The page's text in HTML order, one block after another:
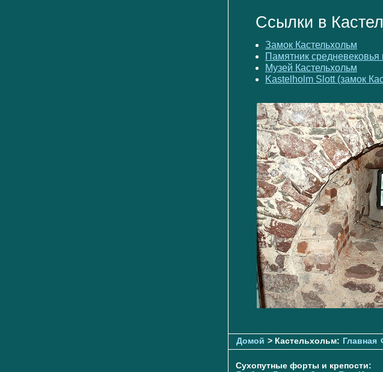
Ссылки в
Замок Кастельхольм
Памятник средневековья
Музей Кастельхольм
Kastelholm Slott (замок
Домой > Кастельхольм: Главная
Сухопутные форты и крепости: